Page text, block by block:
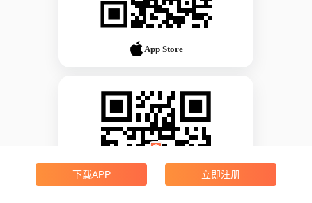
App Store
下载APP 立即注册